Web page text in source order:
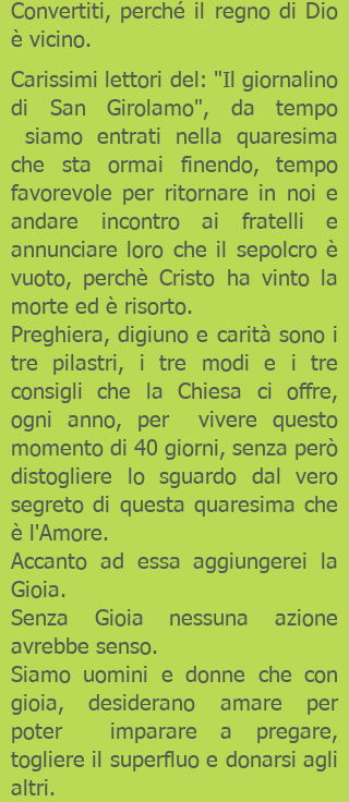
Convertiti, perché il regno di Dio
è vicino.
Carissimi lettori del: "Il giornalino
di San Girolamo", da tempo
siamo entrati nella quaresima
che sta ormai finendo, tempo
favorevole per ritornare in noi e
andare incontro ai fratelli e
annunciare loro che il sepolcro è
vuoto, perchè Cristo ha vinto la
morte ed è risorto.
Preghiera, digiuno e carità sono i
tre pilastri, i tre modi e i tre
consigli che la Chiesa ci offre,
ogni anno, per vivere questo
momento di 40 giorni, senza però
distogliere lo sguardo dal vero
segreto di questa quaresima che
è l'Amore.
Accanto ad essa aggiungerei la
Gioia.
Senza Gioia nessuna azione
avrebbe senso.
Siamo uomini e donne che con
gioia, desiderano amare per
poter imparare a pregare,
togliere il superfluo e donarsi agli
altri.